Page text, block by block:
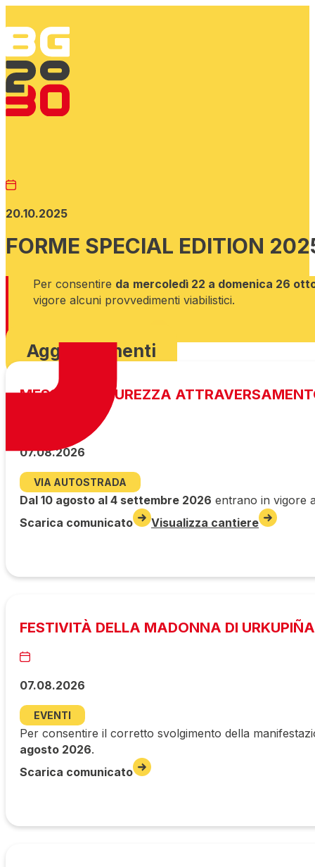
20.10.2025
FORME SPECIAL EDITION
Per consentire da mercoledì 22 a domenica 26
vigore alcuni provvedimenti viabilistici.
Aggiornamenti
MESSA IN SICUREZZA
07.08.2026
VIA AUTOSTRADA
Dal 10 agosto al 4 settembre 2026 entrano in vigore
Scarica comunicato
Visualizza cantiere
FESTIVITÀ DELLA MADONNA DI URKUPIÑA
07.08.2026
EVENTI
Per consentire il corretto svolgimento della
agosto 2026.
Scarica comunicato